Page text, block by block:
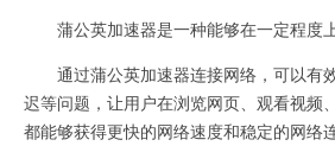
蒲公英加速器是一种能够在一定程度上
通过蒲公英加速器连接网络，可以有
迟等问题，让用户在浏览网页、观看视频
都能够获得更快的网络速度和稳定的网络连